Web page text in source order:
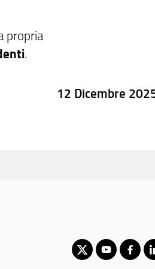
propria
.
12 Dicembre